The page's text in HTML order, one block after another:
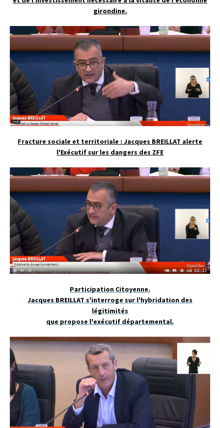
girondine.
Fracture sociale et territoriale : Jacques BREILLAT alerte
l'Exécutif sur les dangers des ZFE
Participation Citoyenne.
Jacques BREILLAT s'interroge sur l'hybridation des
légitimités
que propose l'exécutif départemental.